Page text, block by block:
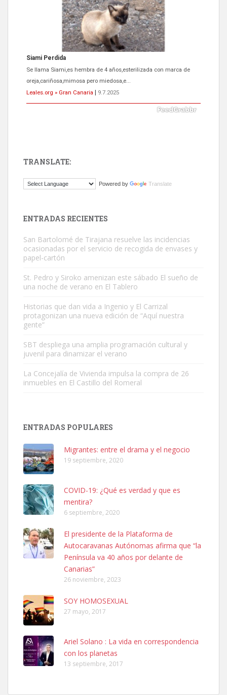
Siami Perdida
Se llama Siami,es hembra de 4 años,esterilizada con marca de
oreja,cariñosa,mimosa pero miedosa,e...
Leales.org » Gran Canaria
9.7.2025
El ayuntamiento se va a llevar a Los Gatos callejeros de la zona los
Este gato macho ha aparecido en la calle hace menos de un mes,
es muy manso y extremadamente cari...
Leales.org » Gran Canaria
Leales.org » Gran Canaria
SHIBA PERDIDO AVDA JOSE MESA Y LOPEZ
PERRO MACHO RAZA SHIBA CON MICROCHIP PERDIDO HOY
06/07/2025 ZONA MESA Y LOPEZ. ES MUY ASUSTADIZO
Leales.org » Gran Canaria
6.7.2025
Ninfa perdida
El día 5 se los perdió una ninfa papillera, asustada tiene miedo a la
calle, se perdió por la zon...
TRANSLATE:
Powered by Translate
ENTRADAS RECIENTES
San Bartolomé de Tirajana resuelve las incidencias
ocasionadas por el servicio de recogida de envases y
papel-cartón
St. Pedro y Siroko amenizan este sábado El sueño de
una noche de verano en El Tablero
Historias que dan vida a Ingenio y El Carrizal
protagonizan una nueva edición de “Aquí nuestra
gente”
SBT despliega una amplia programación cultural y
juvenil para dinamizar el verano
La Concejalía de Vivienda impulsa la compra de 26
inmuebles en El Castillo del Romeral
ENTRADAS POPULARES
Migrantes: entre el drama y el negocio
19 septiembre, 2020
COVID-19: ¿Qué es verdad y que es
mentira?
6 septiembre, 2020
El presidente de la Plataforma de
Autocaravanas Autónomas afirma que “la
Península va 40 años por delante de
Canarias”
26 noviembre, 2023
SOY HOMOSEXUAL
27 mayo, 2017
Ariel Solano : La vida en correspondencia
con los planetas
13 septiembre, 2017